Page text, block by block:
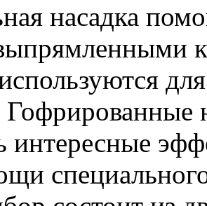
насадка
Гофрированные
интересные